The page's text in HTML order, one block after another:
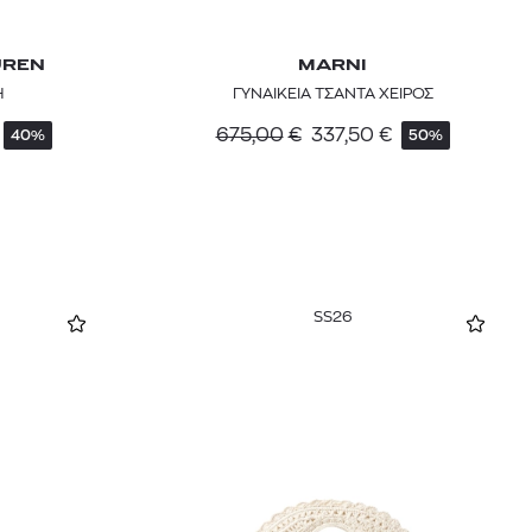
40%
MARNI
ΓΥΝΑΙΚΕΙΑ ΤΣΑΝΤΑ ΧΕΙΡΟΣ
675,00 € 337,50 € 50%
SS26